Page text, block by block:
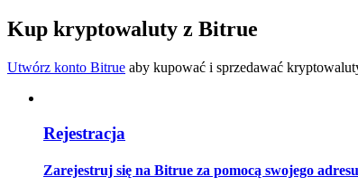
Zostań traderem kopiującym
Kup kryptowaluty z Bitrue
Utwórz konto Bitrue aby kupować i sprzedawać
Rejestracja
Zarejestruj się na Bitrue za pomocą swojego